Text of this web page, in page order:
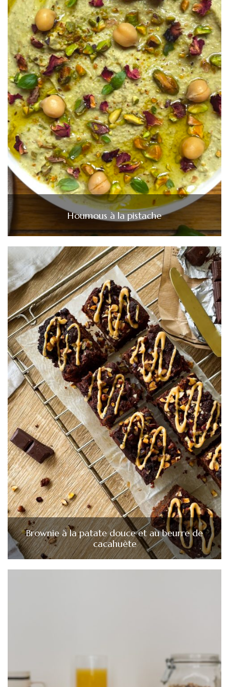
Houmous à la pistache
Brownie à la patate douce et au beurre de
cacahuète